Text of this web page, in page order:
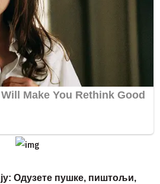
Одузете пушке, пиштољи,